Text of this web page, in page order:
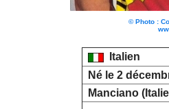
© Photo :
Italien
Né le 2
Manciano